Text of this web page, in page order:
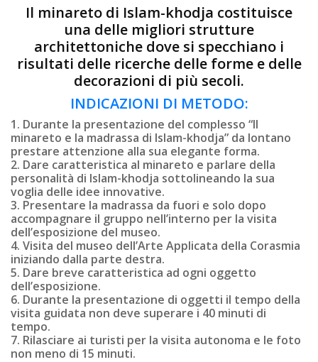
Il minareto di Islam-khodja costituisce
una delle migliori strutture
architettoniche dove si specchiano i
risultati delle ricerche delle forme e delle
decorazioni di più secoli.
INDICAZIONI DI METODO:
1. Durante la presentazione del complesso “Il
minareto e la madrassa di Islam-khodja” da lontano
prestare attenzione alla sua elegante forma.
2. Dare caratteristica al minareto e parlare della
personalità di Islam-khodja sottolineando la sua
voglia delle idee innovative.
3. Presentare la madrassa da fuori e solo dopo
accompagnare il gruppo nell’interno per la visita
dell’esposizione del museo.
4. Visita del museo dell’Arte Applicata della Corasmia
iniziando dalla parte destra.
5. Dare breve caratteristica ad ogni oggetto
dell’esposizione.
6. Durante la presentazione di oggetti il tempo della
visita guidata non deve superare i 40 minuti di
tempo.
7. Rilasciare ai turisti per la visita autonoma e le foto
non meno di 15 minuti.